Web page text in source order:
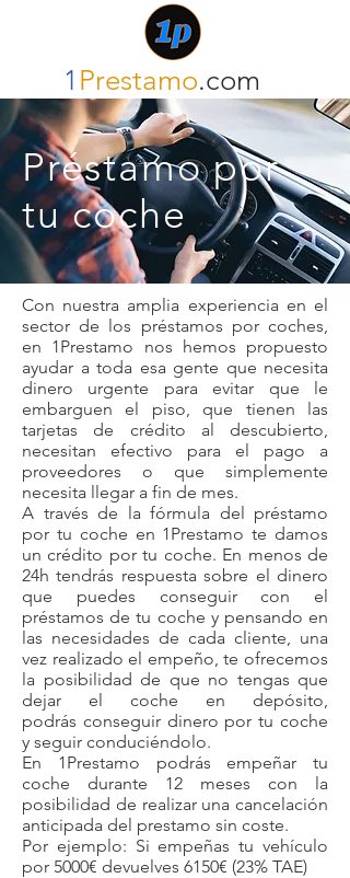
1 Prestamo.com
Préstamo por
tu coche
Con nuestra amplia experiencia en el
sector de los préstamos por coches,
en 1Prestamo nos hemos propuesto
ayudar a toda esa gente que necesita
dinero urgente para evitar que le
embarguen el piso, que tienen las
tarjetas de crédito al descubierto,
necesitan efectivo para el pago a
proveedores o que simplemente
necesita llegar a fin de mes.
A través de la fórmula del préstamo
por tu coche en 1Prestamo te damos
un crédito por tu coche. En menos de
24h tendrás respuesta sobre el dinero
que puedes conseguir con el
préstamos de tu coche y pensando en
las necesidades de cada cliente, una
vez realizado el empeño, te ofrecemos
la posibilidad de que no tengas que
dejar el coche en depósito,
podrás conseguir dinero por tu coche
y seguir conduciéndolo.
En 1Prestamo podrás empeñar tu
coche durante 12 meses con la
posibilidad de realizar una cancelación
anticipada del prestamo sin coste.
Por ejemplo: Si empeñas tu vehículo
por 5000€ devuelves 6150€ (23% TAE)